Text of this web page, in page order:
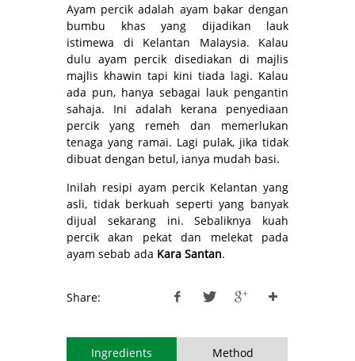
Ayam percik adalah ayam bakar dengan
bumbu khas yang dijadikan lauk
istimewa di Kelantan Malaysia. Kalau
dulu ayam percik disediakan di majlis
majlis khawin tapi kini tiada lagi. Kalau
ada pun, hanya sebagai lauk pengantin
sahaja. Ini adalah kerana penyediaan
percik yang remeh dan memerlukan
tenaga yang ramai. Lagi pulak, jika tidak
dibuat dengan betul, ianya mudah basi.
Inilah resipi ayam percik Kelantan yang
asli, tidak berkuah seperti yang banyak
dijual sekarang ini. Sebaliknya kuah
percik akan pekat dan melekat pada
ayam sebab ada Kara Santan.
Share:
Ingredients Method